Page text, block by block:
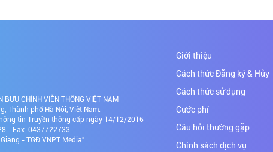
CHÍNH VIỄN THÔNG VIỆT NAM
Thành phố Hà Nội, Việt Nam.
tin Truyền thông cấp ngày 14/12/2016
- Fax: 0437722733
- TGĐ VNPT Media"
Giới thiệu
Cách thức Đăng ký & Hủy
Cách thức sử dụng
Cước phí
Câu hỏi thường gặp
Chính sách dịch vụ